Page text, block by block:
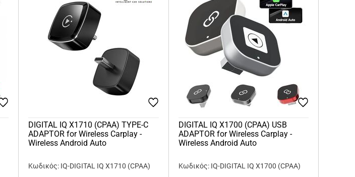
DIGITAL IQ X1710 (CPAA) TYPE-C
ADAPTOR for Wireless Carplay -
Wireless Android Auto
Κωδικός: IQ-DIGITAL IQ X1710 (CPAA)
DIGITAL IQ X1700 (CPAA) USB
ADAPTOR for Wireless Carplay -
Wireless Android Auto
Κωδικός: IQ-DIGITAL IQ X1700 (CPAA)